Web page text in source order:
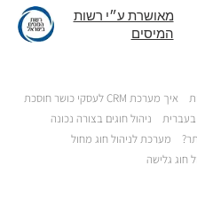
מאושרת ע״י רשות
המיסים
איך מערכת CRM לעסקי כושר חוסכת
ניהול חוגים בצורה נכונה
מערכת לניהול חוג מחול
חוג גלישה